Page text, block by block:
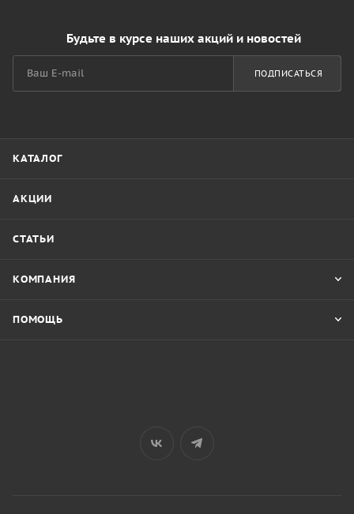
Будьте в курсе наших акций и новостей
ПОДПИСАТЬСЯ
КАТАЛОГ
АКЦИИ
СТАТЬИ
КОМПАНИЯ
ПОМОЩЬ